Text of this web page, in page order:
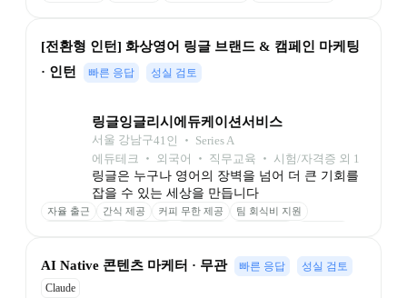
[전환형 인턴] 화상영어 링글 브랜드 & 캠페인 마케팅
· 인턴
빠른 응답 성실 검토
링글잉글리시에듀케이션서비스
서울 강남구41인 ‧ Series A
에듀테크 ‧ 외국어 ‧ 직무교육 ‧ 시험/자격증 외 1
링글은 누구나 영어의 장벽을 넘어 더 큰 기회를
잡을 수 있는 세상을 만듭니다
자율 출근 간식 제공 커피 무한 제공
팀 회식비 지원
AI Native 콘텐츠 마케터 · 무관 빠른 응답
성실 검토
Claude